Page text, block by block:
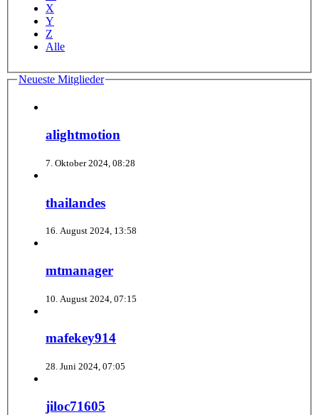
X
Y
Z
Alle
Neueste Mitglieder
alightmotion
7. Oktober 2024, 08:28
thailandes
16. August 2024, 13:58
mtmanager
10. August 2024, 07:15
mafekey914
28. Juni 2024, 07:05
jiloc71605